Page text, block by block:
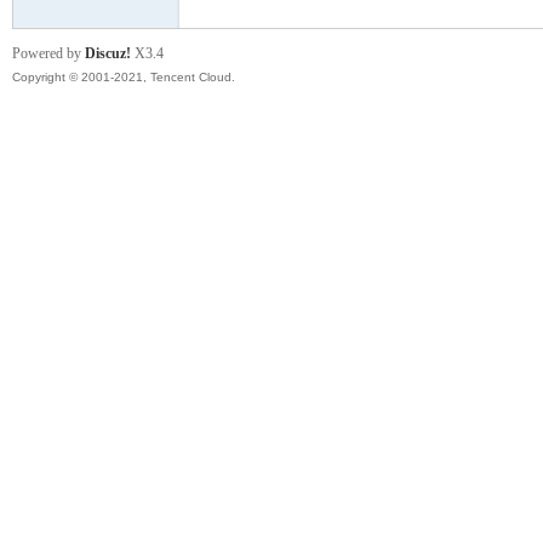
Powered by Discuz! X3.4
Copyright © 2001-2021, Tencent Cloud.